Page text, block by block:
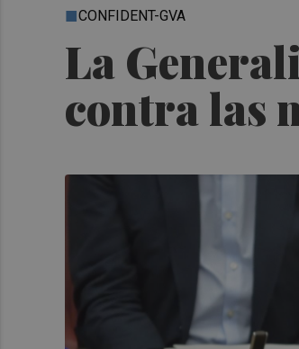
La
contra las
CONFIDENT-GVA